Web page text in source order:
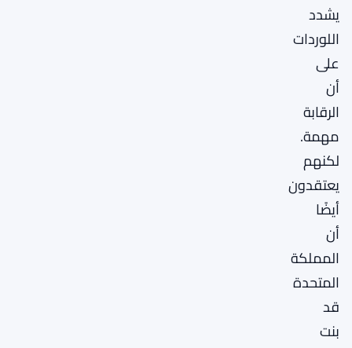
يشدد
اللوردات
على
أن
الرقابة
مهمة.
لكنهم
يعتقدون
أيضًا
أن
المملكة
المتحدة
قد
بنت